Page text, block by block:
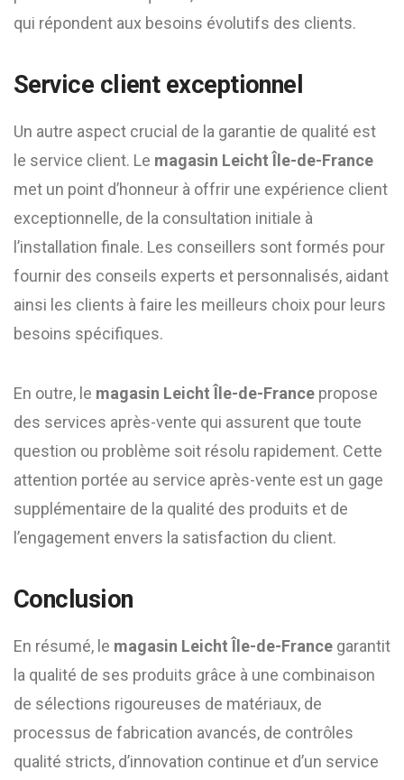
qui répondent aux besoins évolutifs des clients.
Service client exceptionnel
Un autre aspect crucial de la garantie de qualité est
le service client. Le magasin Leicht Île-de-France
met un point d’honneur à offrir une expérience client
exceptionnelle, de la consultation initiale à
l’installation finale. Les conseillers sont formés pour
fournir des conseils experts et personnalisés, aidant
ainsi les clients à faire les meilleurs choix pour leurs
besoins spécifiques.
En outre, le magasin Leicht Île-de-France propose
des services après-vente qui assurent que toute
question ou problème soit résolu rapidement. Cette
attention portée au service après-vente est un gage
supplémentaire de la qualité des produits et de
l’engagement envers la satisfaction du client.
Conclusion
En résumé, le magasin Leicht Île-de-France garantit
la qualité de ses produits grâce à une combinaison
de sélections rigoureuses de matériaux, de
processus de fabrication avancés, de contrôles
qualité stricts, d’innovation continue et d’un service